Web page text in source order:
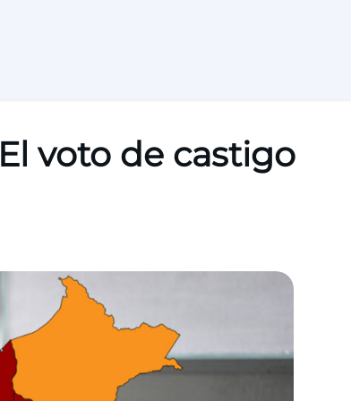
El voto de castigo